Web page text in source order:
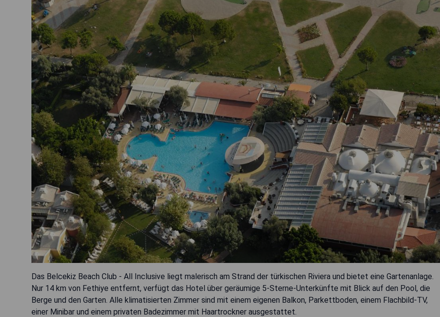
Das Belcekiz Beach Club - All Inclusive liegt malerisch am Strand der türkischen Riviera und bietet eine Gartenanlage.
Nur 14 km von Fethiye entfernt, verfügt das Hotel über geräumige 5-Sterne-Unterkünfte mit Blick auf den Pool, die
Berge und den Garten. Alle klimatisierten Zimmer sind mit einem eigenen Balkon, Parkettboden, einem Flachbild-TV,
einer Minibar und einem privaten Badezimmer mit Haartrockner ausgestattet.